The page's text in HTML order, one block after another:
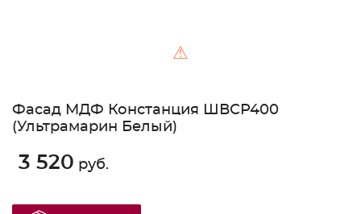
⚠
Фасад МДФ Констанция ШВСР400
(Ультрамарин Белый)
3 520 руб.